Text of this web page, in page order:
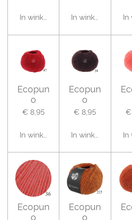
In winkelwagenIn winkelwagenIn
Ecopun
o
€ 8,95
In winkelwagen
Ecopun
o
€ 8,95
In winkelwagen
€
In
Ecopun
o
Ecopun
o